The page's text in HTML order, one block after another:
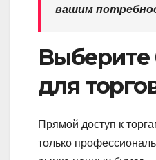
вашим
Выберите
для
Прямой доступ к
только